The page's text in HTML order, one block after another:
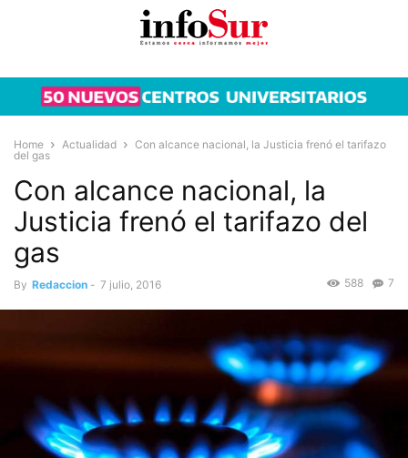
Home Actualidad
Con alcance nacional, la Justicia frenó el tarifazo
del gas
Con alcance nacional, la
Justicia frenó el tarifazo del
gas
By Redaccion - 7 julio, 2016 7
588